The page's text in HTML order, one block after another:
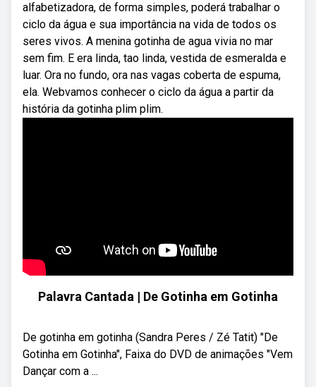
alfabetizadora, de forma simples, poderá trabalhar o
ciclo da água e sua importância na vida de todos os
seres vivos. A menina gotinha de agua vivia no mar
sem fim. E era linda, tao linda, vestida de esmeralda e
luar. Ora no fundo, ora nas vagas coberta de espuma,
ela. Webvamos conhecer o ciclo da água a partir da
história da gotinha plim plim.
Palavra Cantada | De Gotinha em Gotinha
De gotinha em gotinha (Sandra Peres / Zé Tatit) "De
Gotinha em Gotinha", Faixa do DVD de animações "Vem
Dançar com a ...